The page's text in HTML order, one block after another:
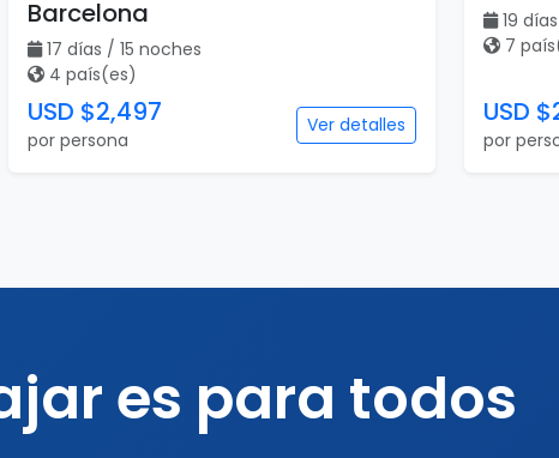
Barcelona
17 días / 15 noches
4 país(es)
USD $2,497
por persona
Ver detalles
19
7
USD
por
es para todos